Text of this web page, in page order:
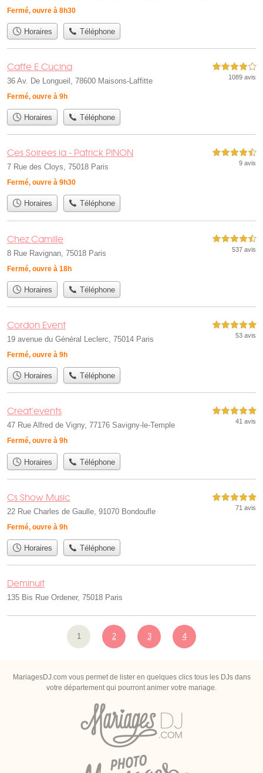
Fermé, ouvre à 8h30
Horaires Téléphone
Caffe E Cucina
36 Av. De Longueil, 78600 Maisons-Laffitte
Fermé, ouvre à 9h
4,0 étoiles sur 5
1089 avis
Horaires Téléphone
Ces Soirees la - Patrick PINON
7 Rue des Cloys, 75018 Paris
Fermé, ouvre à 9h30
4,5 étoiles sur 5
9 avis
Horaires Téléphone
Chez Camille
8 Rue Ravignan, 75018 Paris
Fermé, ouvre à 18h
4,5 étoiles sur 5
537 avis
Horaires Téléphone
Cordon Event
19 avenue du Général Leclerc, 75014 Paris
Fermé, ouvre à 9h
5,0 étoiles sur 5
53 avis
Horaires Téléphone
Creat'events
47 Rue Alfred de Vigny, 77176 Savigny-le-Temple
Fermé, ouvre à 9h
5,0 étoiles sur 5
41 avis
Horaires Téléphone
Cs Show Music
22 Rue Charles de Gaulle, 91070 Bondoufle
Fermé, ouvre à 9h
5,0 étoiles sur 5
71 avis
Horaires Téléphone
Deminuit
135 Bis Rue Ordener, 75018 Paris
1 2 3 4
MariagesDJ.com vous permet de lister en quelques clics tous les DJs dans
votre département qui pourront animer votre mariage.